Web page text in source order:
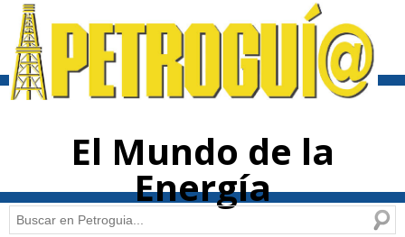
contenido
El Mundo de la
Energía
Buscar